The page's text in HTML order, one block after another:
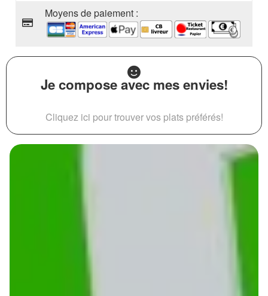
Moyens de paiement :
Je compose avec mes envies!
Cliquez ici pour trouver vos plats préférés!